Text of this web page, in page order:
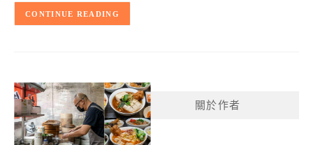
CONTINUE READING
關於作者